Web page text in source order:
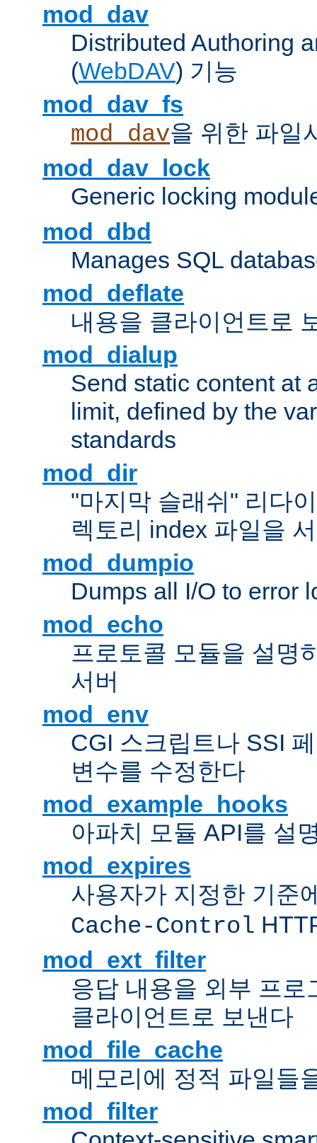
mod_dav
Distributed Authoring
(WebDAV) 기능
mod_dav_fs
mod_dav을 위한 파일
mod_dav_lock
Generic locking
mod_dbd
Manages SQL
mod_deflate
내용을 클라이언트로
mod_dialup
Send static content at
limit, defined by the
standards
mod_dir
"마지막 슬래쉬" 리다
렉토리 index 파일을
mod_dumpio
Dumps all I/O to error
mod_echo
프로토콜 모듈을 설명
서버
mod_env
CGI 스크립트나 SSI
변수를 수정한다
mod_example_hooks
아파치 모듈 API를 설
mod_expires
사용자가 지정한 기준
Cache-Control
mod_ext_filter
응답 내용을 외부 프로
클라이언트로 보낸다
mod_file_cache
메모리에 정적 파일들
mod_filter